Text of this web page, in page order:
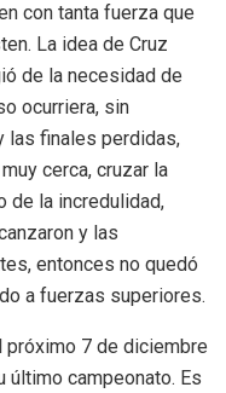
con tanta fuerza que
La idea de Cruz
de la necesidad de
ocurriera, sin
las finales perdidas,
cerca, cruzar la
de la incredulidad,
y las
entonces no quedó
a fuerzas superiores.
próximo 7 de diciembre
último campeonato. Es